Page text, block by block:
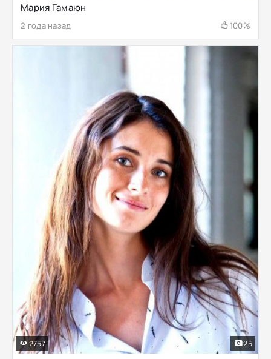
Мария Гамаюн
2 года назад 100%
2757 25